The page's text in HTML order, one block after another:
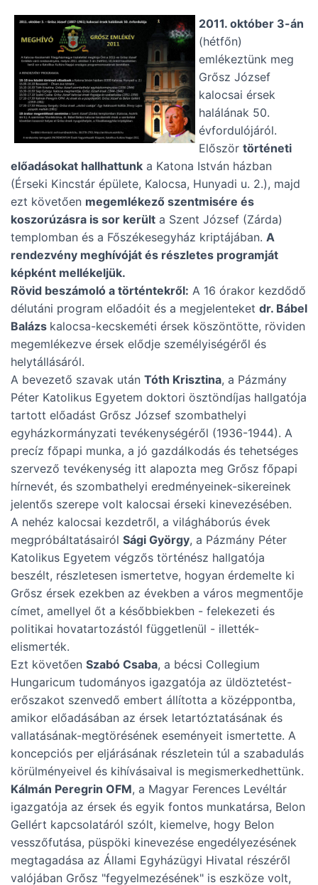
2011. október 3-án
(hétfőn)
emlékeztünk meg
Grősz József
kalocsai érsek
halálának 50.
évfordulójáról.
Először történeti
előadásokat hallhattunk a Katona István házban
(Érseki Kincstár épülete, Kalocsa, Hunyadi u. 2.), majd
ezt követően megemlékező szentmisére és
koszorúzásra is sor került a Szent József (Zárda)
templomban és a Főszékesegyház kriptájában. A
rendezvény meghívóját és részletes programját
képként mellékeljük.
Rövid beszámoló a történtekről: A 16 órakor kezdődő
délutáni program előadóit és a megjelenteket dr. Bábel
Balázs kalocsa-kecskeméti érsek köszöntötte, röviden
megemlékezve érsek elődje személyiségéről és
helytállásáról.
A bevezető szavak után Tóth Krisztina, a Pázmány
Péter Katolikus Egyetem doktori ösztöndíjas hallgatója
tartott előadást Grősz József szombathelyi
egyházkormányzati tevékenységéről (1936-1944). A
precíz főpapi munka, a jó gazdálkodás és tehetséges
szervező tevékenység itt alapozta meg Grősz főpapi
hírnevét, és szombathelyi eredményeinek-sikereinek
jelentős szerepe volt kalocsai érseki kinevezésében.
A nehéz kalocsai kezdetről, a világháborús évek
megpróbáltatásairól Sági György, a Pázmány Péter
Katolikus Egyetem végzős történész hallgatója
beszélt, részletesen ismertetve, hogyan érdemelte ki
Grősz érsek ezekben az években a város megmentője
címet, amellyel őt a későbbiekben - felekezeti és
politikai hovatartozástól függetlenül - illették-
elismerték.
Ezt követően Szabó Csaba, a bécsi Collegium
Hungaricum tudományos igazgatója az üldöztetést-
erőszakot szenvedő embert állította a középpontba,
amikor előadásában az érsek letartóztatásának és
vallatásának-megtörésének eseményeit ismertette. A
koncepciós per eljárásának részletein túl a szabadulás
körülményeivel és kihívásaival is megismerkedhettünk.
Kálmán Peregrin OFM, a Magyar Ferences Levéltár
igazgatója az érsek és egyik fontos munkatársa, Belon
Gellért kapcsolatáról szólt, kiemelve, hogy Belon
vesszőfutása, püspöki kinevezése engedélyezésének
megtagadása az Állami Egyházügyi Hivatal részéről
valójában Grősz "fegyelmezésének" is eszköze volt,